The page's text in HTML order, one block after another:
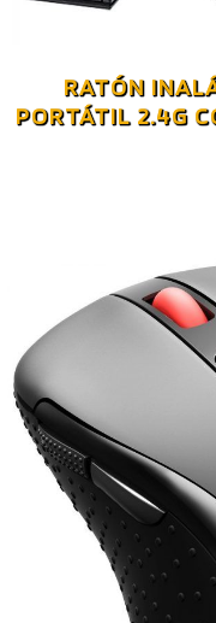
RATÓN
PORTÁTIL 2.4G